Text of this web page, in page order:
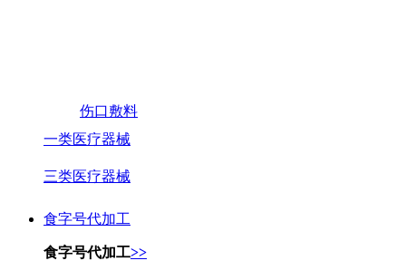
伤口敷料
一类医疗器械
三类医疗器械
食字号代加工
食字号代加工>>